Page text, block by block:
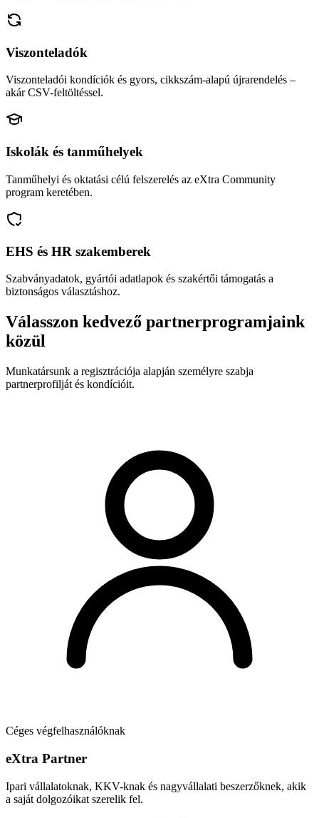
Viszonteladók
Viszonteladói kondíciók és gyors, cikkszám-alapú újrarendelés –
akár CSV-feltöltéssel.
Iskolák és tanműhelyek
Tanműhelyi és oktatási célú felszerelés az eXtra Community
program keretében.
EHS és HR szakemberek
Szabványadatok, gyártói adatlapok és szakértői támogatás a
biztonságos választáshoz.
Válasszon kedvező partnerprogramjaink
közül
Munkatársunk a regisztrációja alapján személyre szabja
partnerprofilját és kondícióit.
Céges végfelhasználóknak
eXtra Partner
Ipari vállalatoknak, KKV-knak és nagyvállalati beszerzőknek, akik
a saját dolgozóikat szerelik fel.